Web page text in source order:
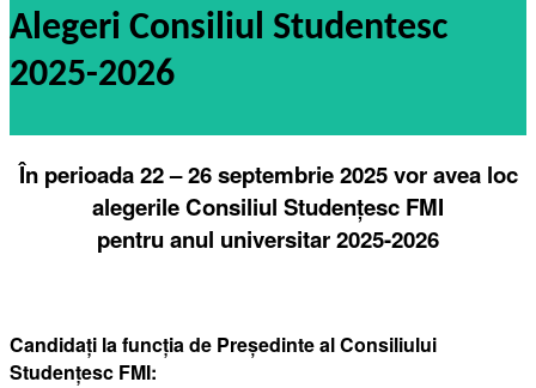
Alegeri Consiliul Studentesc
2025-2026
În perioada 22 – 26 septembrie 2025 vor avea loc
alegerile Consiliul Studențesc FMI
pentru anul universitar 2025-2026
Candidați la funcția de Președinte al Consiliului
Studențesc FMI: